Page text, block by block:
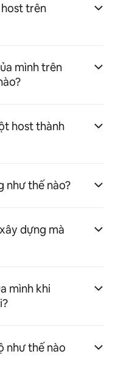
trên
mình trên
host thành
như thế nào?
dựng mà
mình khi
như thế nào